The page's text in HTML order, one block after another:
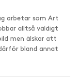
arbetar som Art
alltså väldigt
men älskar att
bland annat